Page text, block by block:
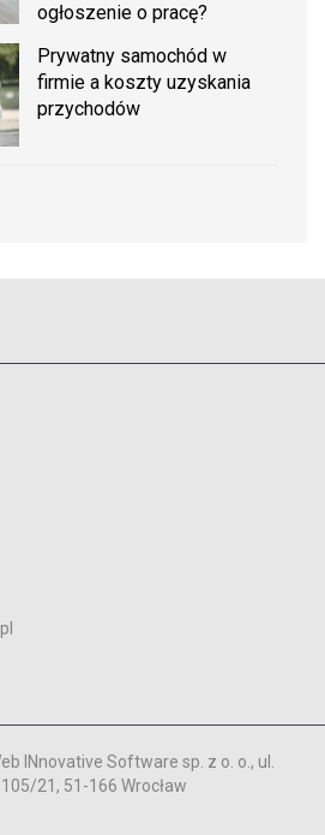
ogłoszenie o pracę?
Prywatny samochód w
firmie a koszty uzyskania
przychodów
INnovative Software sp. z o. o., ul.
21, 51-166 Wrocław